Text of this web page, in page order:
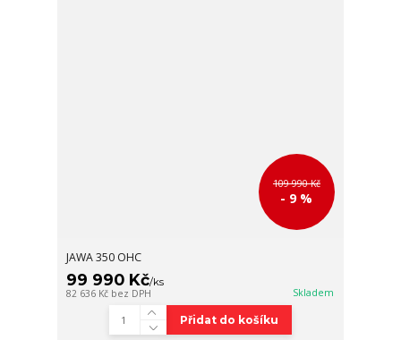
109 990 Kč
- 9 %
JAWA 350 OHC
99 990 Kč/ks
82 636 Kč bez DPH Skladem
Přidat do košíku